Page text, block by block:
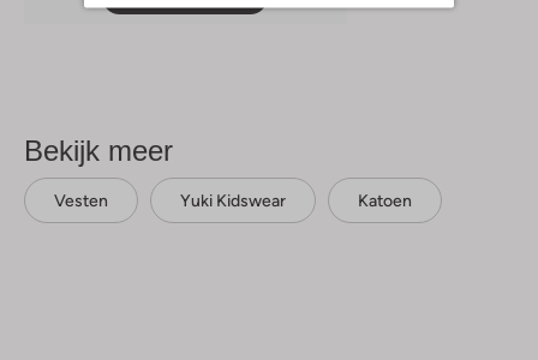
Bekijk meer
Vesten Yuki Kidswear Katoen